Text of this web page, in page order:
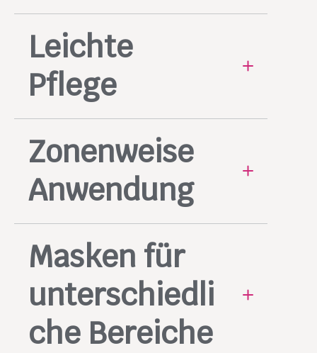
Reinigungsprodukt, das gründlich
reinigt, ohne auszutrocknen.
Leichte
Pflege
spenden, aber nicht zu reichhaltig
sind.
Zonenweise
Anwendung
verschiedene Produkte auf
verschiedene Hautpartien auftragen.
Masken für
unterschiedli
che Bereiche